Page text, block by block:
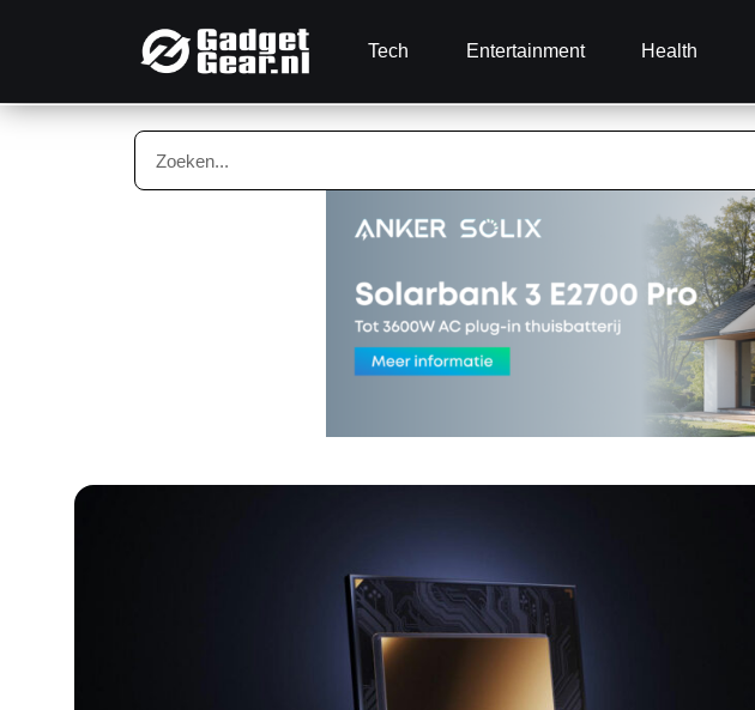
Tech Entertainment Health